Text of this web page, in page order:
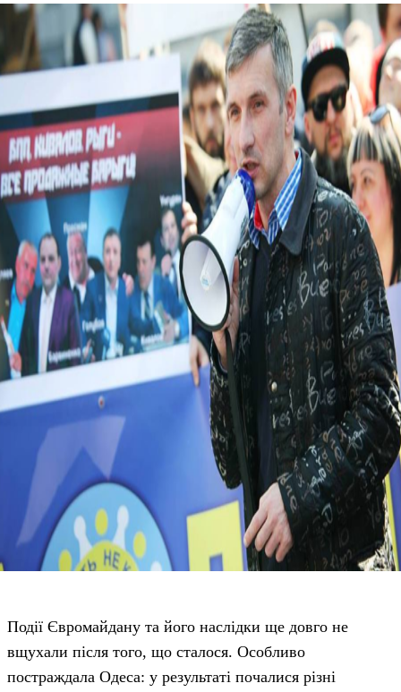
Події Євромайдану та його наслідки ще довго не
вщухали після того, що сталося. Особливо
постраждала Одеса: у результаті почалися різні